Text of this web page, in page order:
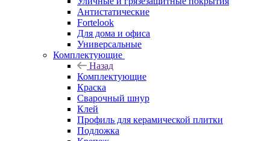
Антистатические
Fortelook
Для дома и офиса
Универсальные
Комплектующие
Назад
Комплектующие
Краска
Сварочный шнур
Клей
Профиль для керамической плитки
Подложка